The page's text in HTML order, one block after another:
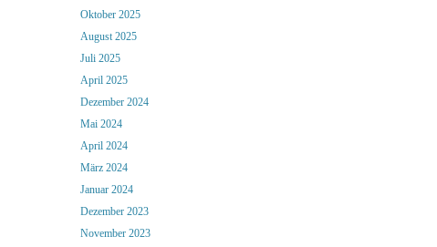
Oktober 2025
August 2025
Juli 2025
April 2025
Dezember 2024
Mai 2024
April 2024
März 2024
Januar 2024
Dezember 2023
November 2023